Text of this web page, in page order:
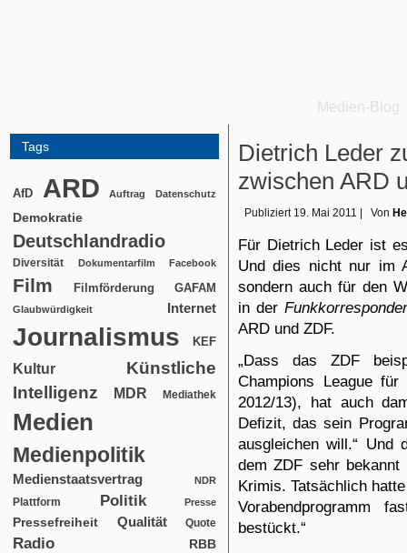
Medien-Blog
Tags
AfD ARD Auftrag Datenschutz
Demokratie
Deutschlandradio
Diversität Dokumentarfilm Facebook
Film Filmförderung GAFAM
Glaubwürdigkeit Internet
Journalismus KEF
Kultur
Künstliche
Intelligenz
MDR Mediathek
Medien
Medienpolitik
Medienstaatsvertrag NDR
Plattform Politik Presse
Pressefreiheit Qualität Quote
Radio RBB
Dietrich Leder
zwischen ARD
Publiziert 19. Mai 2011 Von
Für Dietrich Leder ist
Und dies nicht nur im
sondern auch für den
in der
ARD und ZDF.
„Dass das ZDF
Champions League
2012/13), hat auch
Defizit, das sein
ausgleichen will.“ Und
dem ZDF sehr
Krimis. Tatsächlich
Vorabendprogramm
bestückt.“